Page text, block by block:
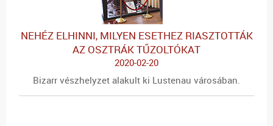
NEHÉZ ELHINNI, MILYEN ESETHEZ RIASZTOTTÁK
AZ OSZTRÁK TŰZOLTÓKAT
2020-02-20
Bizarr vészhelyzet alakult ki Lustenau városában.